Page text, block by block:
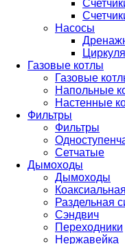
Насосы
Газовые котлы
Газовые
Напольные
Настенные
Фильтры
Фильтры
Сетчатые
Дымоходы
Дымоходы
Раздельная
Сэндвич
Переходники
Нержавейка